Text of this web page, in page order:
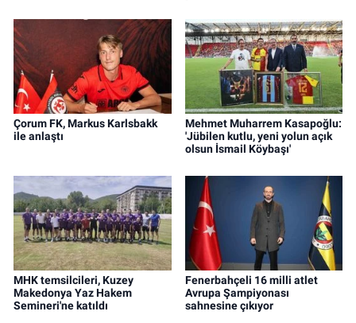
Çorum FK, Markus Karlsbakk
ile anlaştı
Mehmet Muharrem Kasapoğlu:
'Jübilen kutlu, yeni yolun açık
olsun İsmail Köybaşı'
MHK temsilcileri, Kuzey
Makedonya Yaz Hakem
Semineri'ne katıldı
Fenerbahçeli 16 milli atlet
Avrupa Şampiyonası
sahnesine çıkıyor